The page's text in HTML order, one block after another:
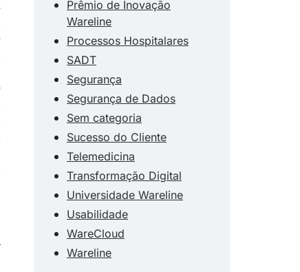
Prêmio de Inovação
Wareline
Processos Hospitalares
SADT
Segurança
Segurança de Dados
Sem categoria
Sucesso do Cliente
Telemedicina
Transformação Digital
Universidade Wareline
Usabilidade
WareCloud
Wareline